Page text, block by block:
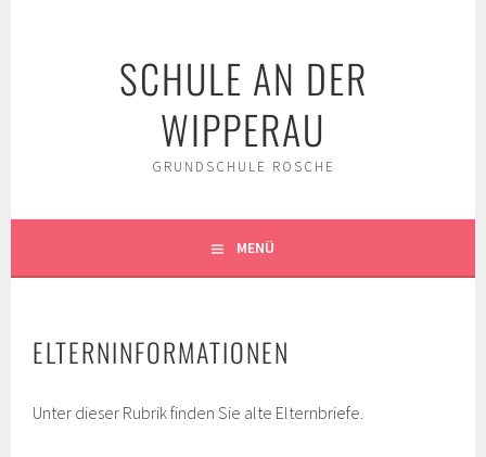
SCHULE AN DER
WIPPERAU
GRUNDSCHULE ROSCHE
MENÜ
ELTERNINFORMATIONEN
Unter dieser Rubrik finden Sie alte Elternbriefe.